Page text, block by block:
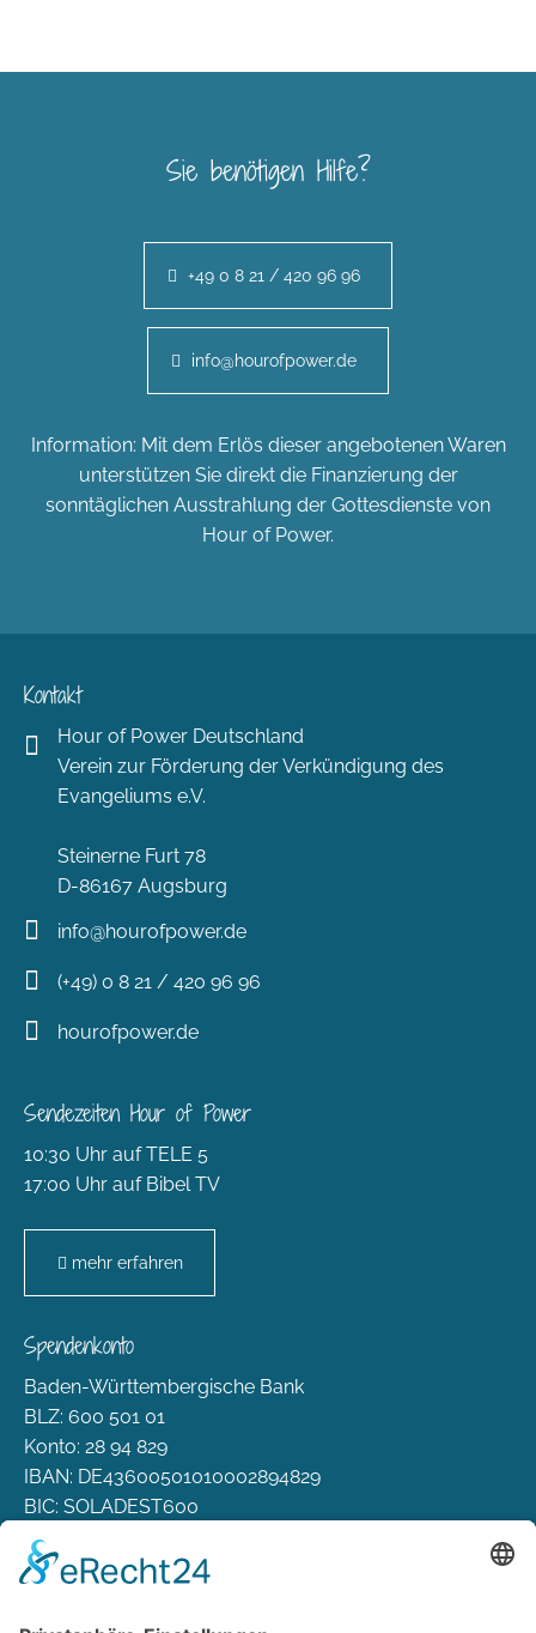
Sie benötigen Hilfe?
+49 0 8 21 / 420 96 96
info@hourofpower.de
Information: Mit dem Erlös dieser angebotenen Waren
unterstützen Sie direkt die Finanzierung der
sonntäglichen Ausstrahlung der Gottesdienste von
Hour of Power.
Kontakt
Hour of Power Deutschland
Verein zur Förderung der Verkündigung des
Evangeliums e.V.
Steinerne Furt 78
D-86167 Augsburg
info@hourofpower.de
(+49) 0 8 21 / 420 96 96
hourofpower.de
Sendezeiten Hour of Power
10:30 Uhr auf TELE 5
17:00 Uhr auf Bibel TV
mehr erfahren
Spendenkonto
Baden-Württembergische Bank
BLZ: 600 501 01
Konto: 28 94 829
IBAN: DE43600501010002894829
BIC: SOLADEST600
Rechtliches